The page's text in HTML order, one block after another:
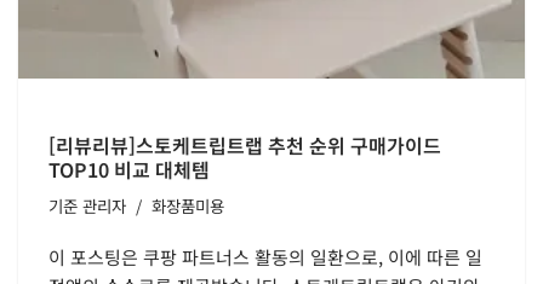
[리뷰리뷰]스토케트립트랩 추천 순위 구매가이드
TOP10 비교 대체템
기준 관리자 화장품미용
이 포스팅은 쿠팡 파트너스 활동의 일환으로, 이에 따른 일